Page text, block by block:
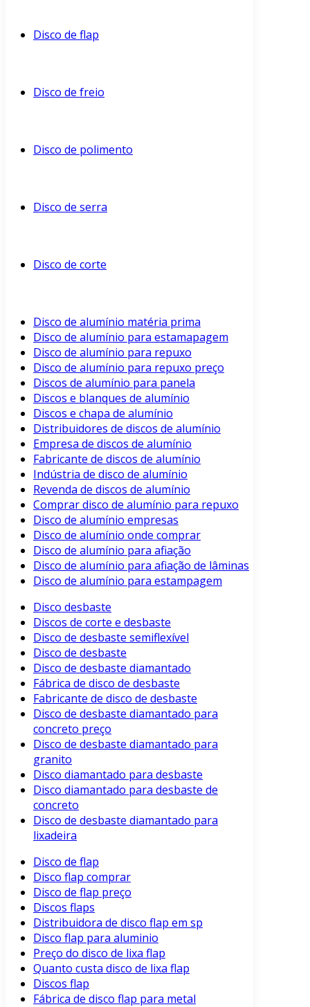
Disco de flap
Disco de freio
Disco de polimento
Disco de serra
Disco de corte
Disco de alumínio matéria prima
Disco de alumínio para estamapagem
Disco de alumínio para repuxo
Disco de alumínio para repuxo preço
Discos de alumínio para panela
Discos e blanques de alumínio
Discos e chapa de alumínio
Distribuidores de discos de alumínio
Empresa de discos de alumínio
Fabricante de discos de alumínio
Indústria de disco de alumínio
Revenda de discos de alumínio
Comprar disco de alumínio para repuxo
Disco de alumínio empresas
Disco de alumínio onde comprar
Disco de alumínio para afiação
Disco de alumínio para afiação de lâminas
Disco de alumínio para estampagem
Disco desbaste
Discos de corte e desbaste
Disco de desbaste semiflexível
Disco de desbaste
Disco de desbaste diamantado
Fábrica de disco de desbaste
Fabricante de disco de desbaste
Disco de desbaste diamantado para
concreto preço
Disco de desbaste diamantado para
granito
Disco diamantado para desbaste
Disco diamantado para desbaste de
concreto
Disco de desbaste diamantado para
lixadeira
Disco de flap
Disco flap comprar
Disco de flap preço
Discos flaps
Distribuidora de disco flap em sp
Disco flap para aluminio
Preço do disco de lixa flap
Quanto custa disco de lixa flap
Discos flap
Fábrica de disco flap para metal